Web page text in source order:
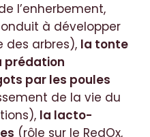
l’enherbement,
à développer
des arbres), la tonte
prédation
par les poules
de la vie du
la lacto-
(rôle sur le RedOx,